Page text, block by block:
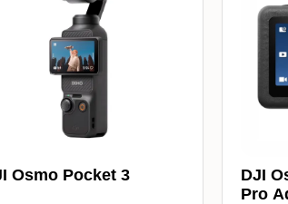
Osmo Pocket 3
DJI
Pro